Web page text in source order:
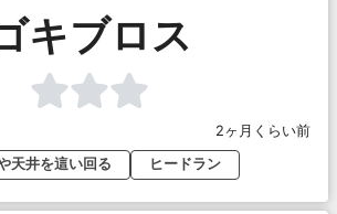
キブロス
2ヶ月くらい前
天井を這い回る ヒードラン